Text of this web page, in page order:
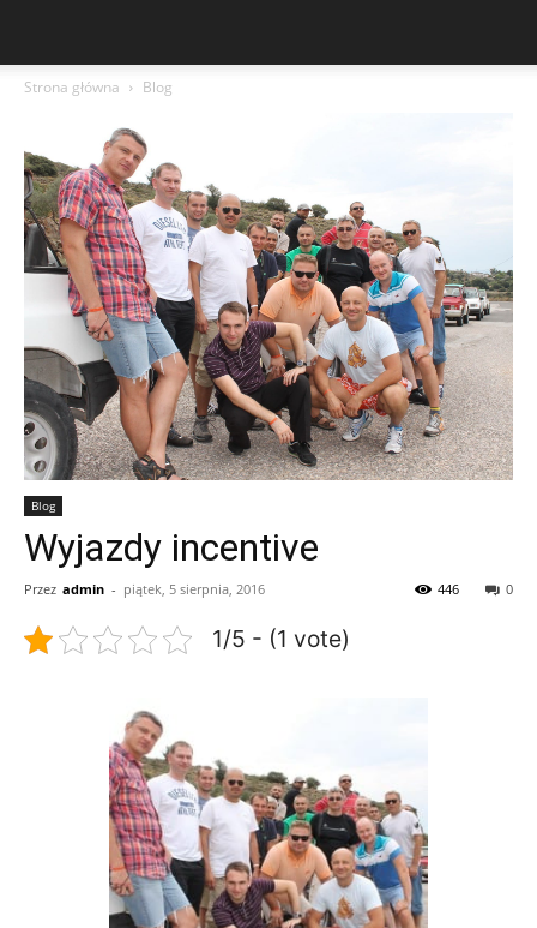
Strona główna Blog
Blog
Wyjazdy incentive
Przez admin - piątek, 5 sierpnia, 2016 0
446
1/5 - (1 vote)